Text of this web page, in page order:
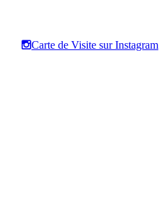
Carte de Visite sur Instagram